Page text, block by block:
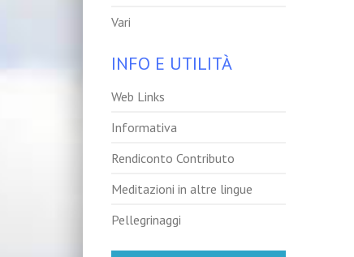
Vari
INFO E UTILITÀ
Web Links
Informativa
Rendiconto Contributo
Meditazioni in altre lingue
Pellegrinaggi